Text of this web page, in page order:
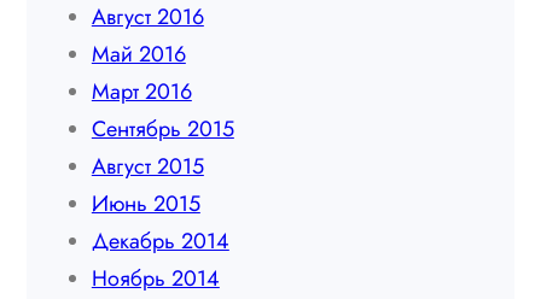
Август 2016
Май 2016
Март 2016
Сентябрь 2015
Август 2015
Июнь 2015
Декабрь 2014
Ноябрь 2014